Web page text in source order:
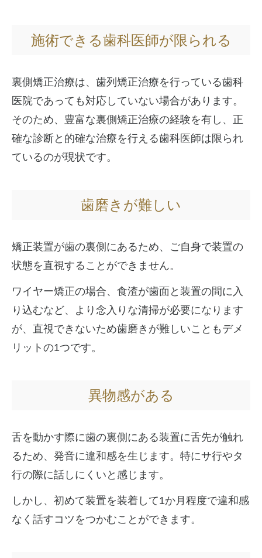
施術できる歯科医師が限られる
裏側矯正治療は、歯列矯正治療を行っている歯科
医院であっても対応していない場合があります。
そのため、豊富な裏側矯正治療の経験を有し、正
確な診断と的確な治療を行える歯科医師は限られ
ているのが現状です。
歯磨きが難しい
矯正装置が歯の裏側にあるため、ご自身で装置の
状態を直視することができません。
ワイヤー矯正の場合、食渣が歯面と装置の間に入
り込むなど、より念入りな清掃が必要になります
が、直視できないため歯磨きが難しいこともデメ
リットの1つです。
異物感がある
舌を動かす際に歯の裏側にある装置に舌先が触れ
るため、発音に違和感を生じます。特にサ行やタ
行の際に話しにくいと感じます。
しかし、初めて装置を装着して1か月程度で違和感
なく話すコツをつかむことができます。